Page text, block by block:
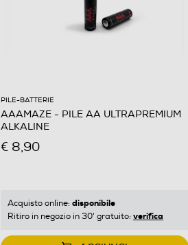
PILE-BATTERIE
AAAMAZE - PILE AA ULTRAPREMIUM
ALKALINE
€ 8,90
Acquisto online: disponibile
Ritiro in negozio in 30' gratuito: verifica